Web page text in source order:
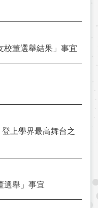
校董選舉結果」事宜
上學界最高舞台之
選舉」事宜